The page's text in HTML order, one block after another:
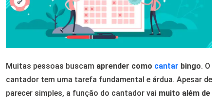
Muitas pessoas buscam aprender como cantar bingo. O
cantador tem uma tarefa fundamental e árdua. Apesar de
parecer simples, a função do cantador vai muito além de